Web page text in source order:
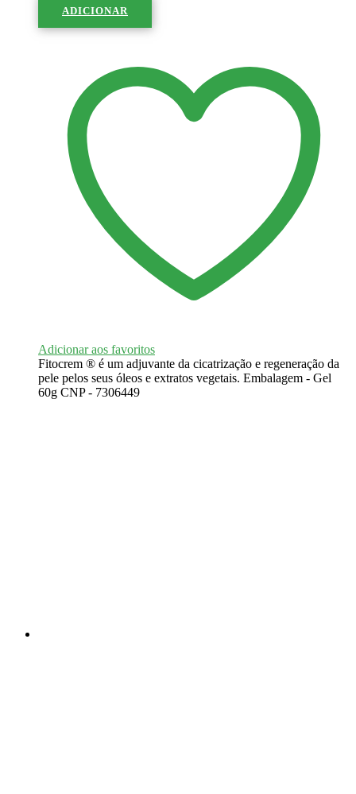
ADICIONAR
Adicionar aos favoritos
Fitocrem ® é um adjuvante da cicatrização e regeneração da
pele pelos seus óleos e extratos vegetais. Embalagem - Gel
60g CNP - 7306449